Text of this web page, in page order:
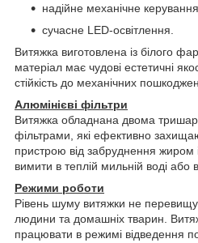
надійне механічне
сучасне LED-освітлення.
Витяжка виготовлена ​​із білого
матеріал має чудові естетичні
стійкість до механічних
Алюмінієві фільтри
Витяжка обладнана двома
фільтрами, які ефективно
пристрою від забруднення жиром
вимити в теплій мильній воді або
Режими роботи
Рівень шуму витяжки не
людини та домашніх тварин.
працювати в режимі відведення